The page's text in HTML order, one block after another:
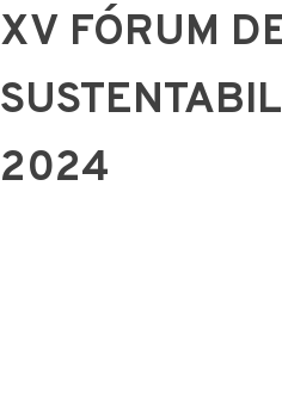
XV FÓRUM
2024